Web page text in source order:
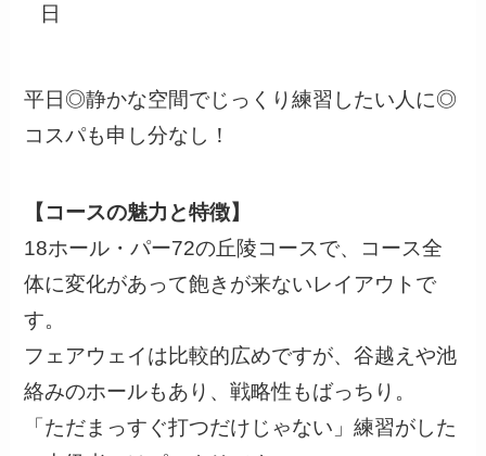
日
平日◎静かな空間でじっくり練習したい人に◎
コスパも申し分なし！
【コースの魅力と特徴】
18ホール・パー72の丘陵コースで、コース全
体に変化があって飽きが来ないレイアウトで
す。
フェアウェイは比較的広めですが、谷越えや池
絡みのホールもあり、戦略性もばっちり。
「ただまっすぐ打つだけじゃない」練習がした